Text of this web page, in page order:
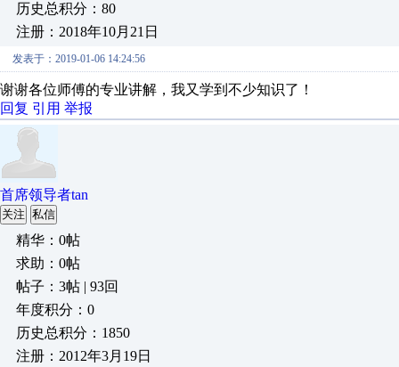
历史总积分：80
注册：2018年10月21日
发表于：2019-01-06 14:24:56
谢谢各位师傅的专业讲解，我又学到不少知识了！
回复 引用 举报
首席领导者tan
关注 私信
精华：0帖
求助：0帖
帖子：3帖 | 93回
年度积分：0
历史总积分：1850
注册：2012年3月19日